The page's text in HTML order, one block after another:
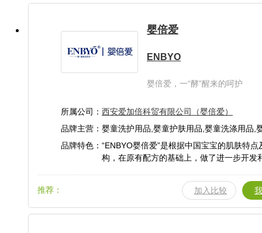
婴倍爱
ENBYO
婴倍爱，一“酵”醒来的呵护
所属公司： 西安爱加倍科贸有限公司（婴倍爱）
品牌主营：婴童洗护用品,婴童护肤用品,婴童洗涤用品,
童洗护,口腔护理,牙膏,牙刷,精油贴,婴倍爱
理
品牌特色：“ENBYO婴倍爱”是根据中国宝宝的肌肤特点
构，在原有配方的基础上，做了进一步开发
全、更专业的肌肤护理产品和全方位的肌肤
推荐： 加入比较